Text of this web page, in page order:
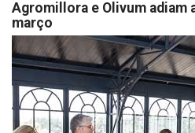
Agromillora e Olivum adiam
março